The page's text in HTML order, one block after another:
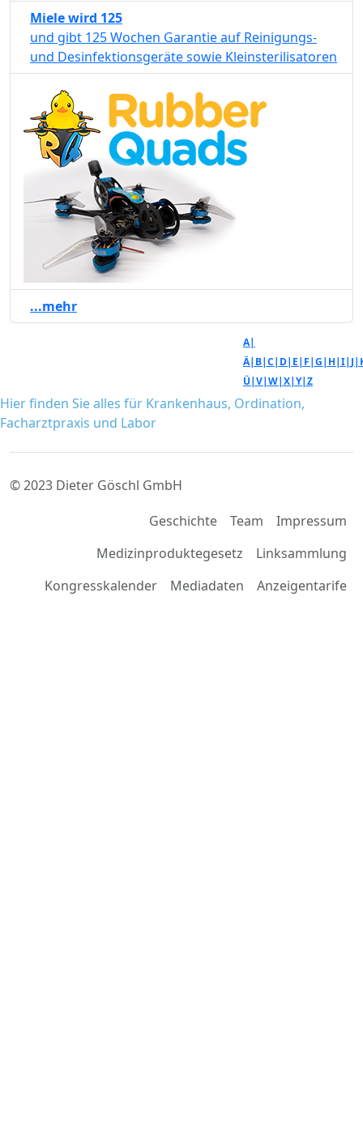
Miele wird 125
und gibt 125 Wochen Garantie auf Reinigungs-
und Desinfektionsgeräte sowie Kleinsterilisatoren
...mehr
A|
Ä| B|C| D| E| F|G| H|I| J|
Ü|V|W|X|Y|Z
Hier finden Sie alles für Krankenhaus, Ordination,
Facharztpraxis und Labor
© 2023 Dieter Göschl GmbH
Geschichte
Team
Impressum
Medizinproduktegesetz
Linksammlung
Kongresskalender
Mediadaten Anzeigentarife